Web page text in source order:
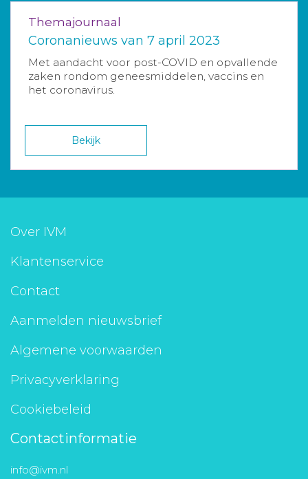
Themajournaal
Coronanieuws van 7 april 2023
Met aandacht voor post-COVID en opvallende
zaken rondom geneesmiddelen, vaccins en
het coronavirus.
Bekijk
Over IVM
Klantenservice
Contact
Aanmelden nieuwsbrief
Algemene voorwaarden
Privacyverklaring
Cookiebeleid
Contactinformatie
info@ivm.nl